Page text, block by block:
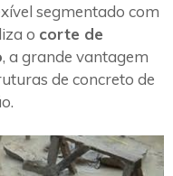
segmentado com
o corte de
, a grande vantagem
de concreto de